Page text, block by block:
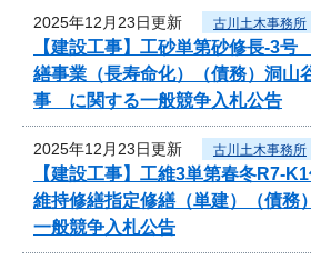
2025年12月23日更新 古川土木事務所
【建設工事】工砂単第砂修長-3
繕事業（長寿命化）（債務）洞山
事 に関する一般競争入札公告
2025年12月23日更新 古川土木事務所
【建設工事】工維3単第春冬
維持修繕指定修繕（単建）（債
一般競争入札公告